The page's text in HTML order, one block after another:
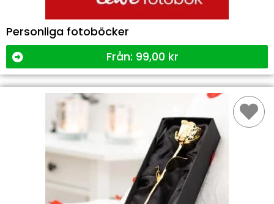
Personliga fotoböcker
Från: 99,00 kr